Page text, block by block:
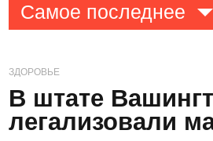
Самое последнее
ЗДОРОВЬЕ
В штате
легализовали